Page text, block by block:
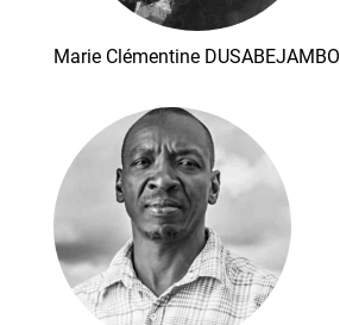
Marie Clémentine DUSABEJAMBO